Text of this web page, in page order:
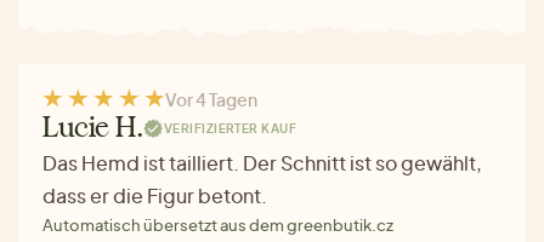
Vor 4 Tagen
Lucie H. VERIFIZIERTER KAUF
Das Hemd ist tailliert. Der Schnitt ist so gewählt,
dass er die Figur betont.
Automatisch übersetzt aus dem greenbutik.cz